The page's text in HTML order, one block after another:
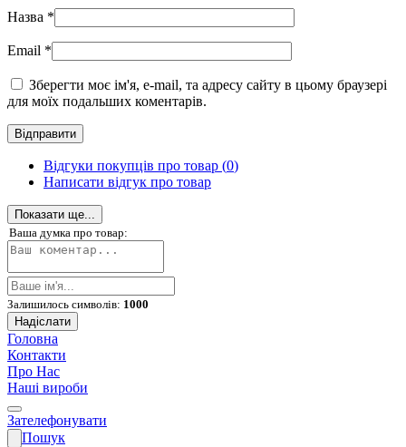
Назва *
Email *
Зберегти моє ім'я, e-mail, та адресу сайту в цьому браузері
для моїх подальших коментарів.
Відгуки покупців про товар (0)
Написати відгук про товар
Показати ще...
Ваша думка про товар:
Залишилось символів: 1000
Надіслати
Головна
Контакти
Про Нас
Наші вироби
Зателефонувати
Пошук